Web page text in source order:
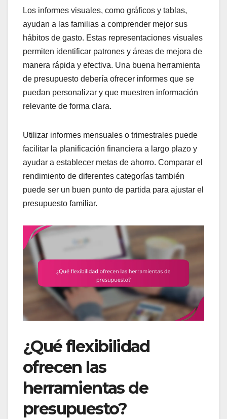
Los informes visuales, como gráficos y tablas,
ayudan a las familias a comprender mejor sus
hábitos de gasto. Estas representaciones visuales
permiten identificar patrones y áreas de mejora de
manera rápida y efectiva. Una buena herramienta
de presupuesto debería ofrecer informes que se
puedan personalizar y que muestren información
relevante de forma clara.
Utilizar informes mensuales o trimestrales puede
facilitar la planificación financiera a largo plazo y
ayudar a establecer metas de ahorro. Comparar el
rendimiento de diferentes categorías también
puede ser un buen punto de partida para ajustar el
presupuesto familiar.
¿Qué flexibilidad
ofrecen las
herramientas de
presupuesto?